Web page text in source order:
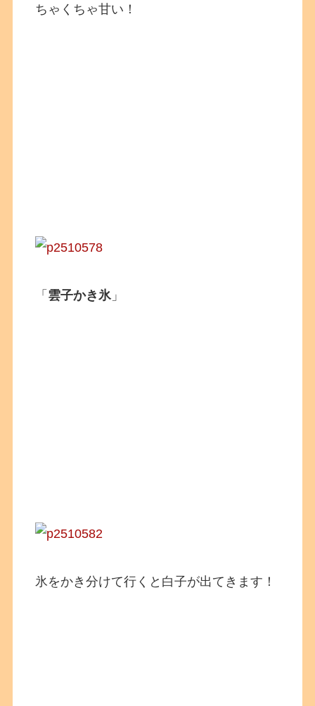
ちゃくちゃ甘い！
「 雲子かき氷」
氷をかき分けて行くと白子が出てきます！